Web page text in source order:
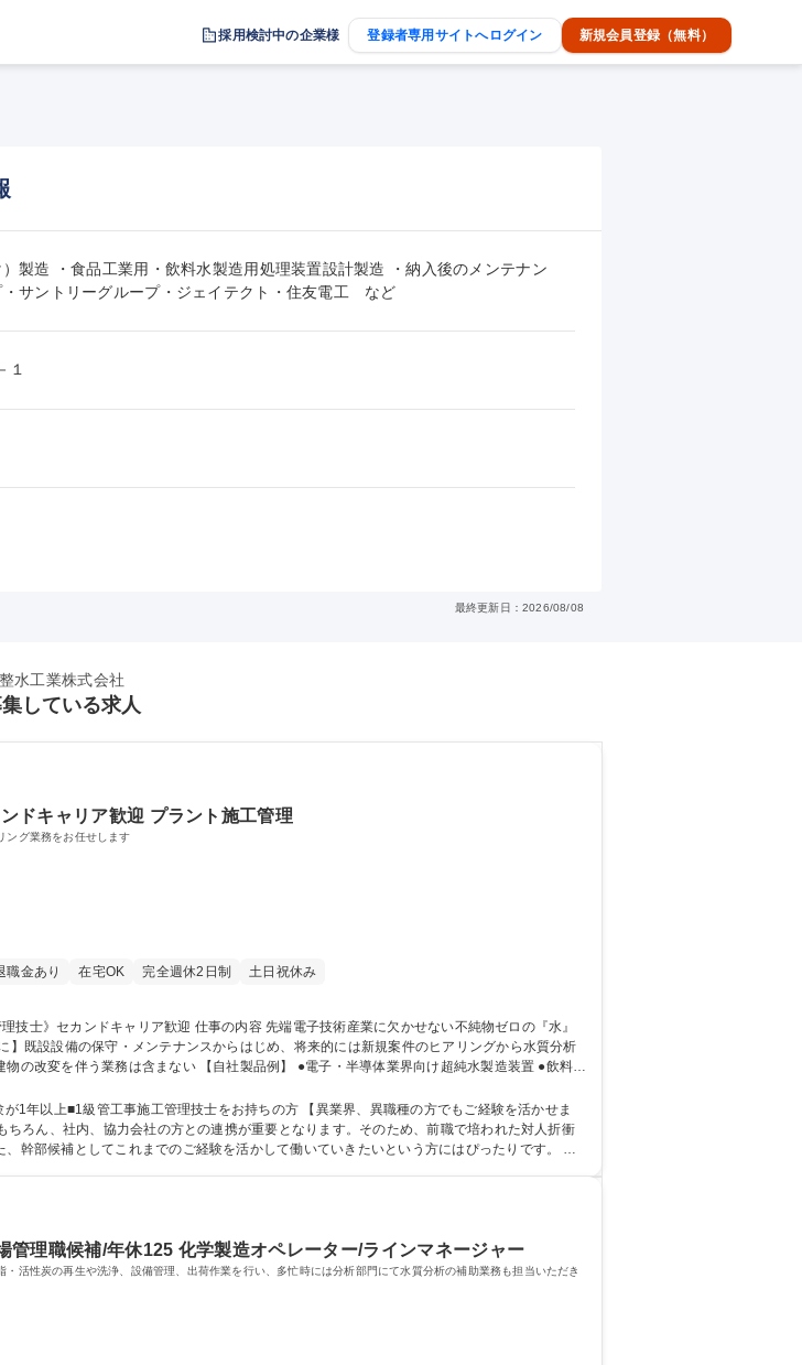
採用検討中の企業様 登録者専用サイトへログイン 新規会員登録（無料）
製造 ・食品工業用・飲料水製造用処理装置設計製造 ・納入後のメンテナン
サントリーグループ・ジェイテクト・住友電工　など
１
最終更新日：2026/08/08
整水工業株式会社
している求人
ドキャリア歓迎 プラント施工管理
ング業務をお任せします
職金あり 在宅OK 完全週休2日制 土日祝休み
の改変を伴う業務は含まない 【自社製品例】 ●電子・半導体業界向け超純水製造装置 ●飲料
エンジニア《必須:1級管工事施工管理技士》セ
技士をお持ちの方 【異業界、異職種の方でもご経験を活かせま
ろん、社内、協力会社の方との連携が重要となります。そのため、前職で培われた対人折衝
部候補としてこれまでのご経験を活かして働いていきたいという方にはぴったりです。 学
管理職候補/年休125 化学製造オペレーター/ラインマネージャー
活性炭の再生や洗浄、設備管理、出荷作業を行い、多忙時には分析部門にて水質分析の補助業務も担当いただき